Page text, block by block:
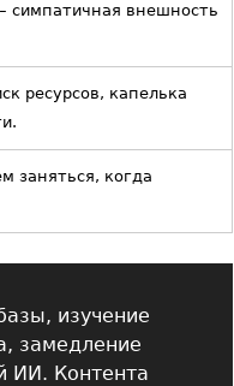
– симпатичная внешность
ресурсов, капелька
заняться, когда
изучение
замедление
ИИ. Контента